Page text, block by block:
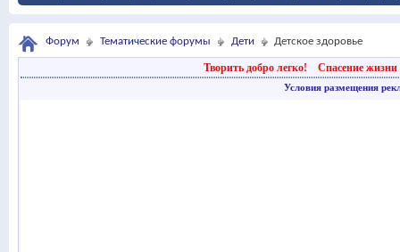
Форум Тематические форумы Дети Детское здоровье
Творить добро легко! Спасение жизни
Условия размещения